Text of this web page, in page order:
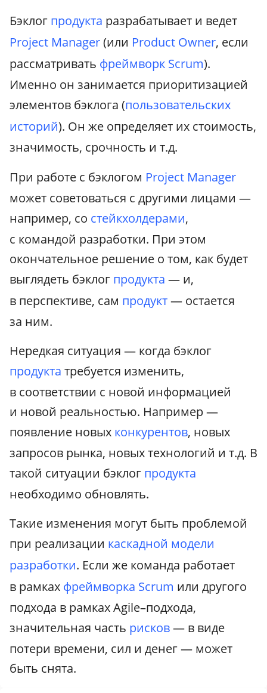
Бэклог продукта разрабатывает и ведет
Project Manager(или Product Owner, если
рассматривать фреймворк Scrum).
Именно он занимается приоритизацией
элементов бэклога (пользовательских
историй). Он же определяет их стоимость,
значимость, срочность и т.д.
При работе с бэклогом Project Manager
может советоваться с другими лицами —
например, со стейкхолдерами,
с командой разработки. При этом
окончательное решение о том, как будет
выглядеть бэклог продукта — и,
в перспективе, сам продукт— остается
за ним.
Нередкая ситуация — когда бэклог
продукта требуется изменить,
в соответствии с новой информацией
и новой реальностью. Например —
появление новых конкурентов, новых
запросов рынка, новых технологий и т.д. В
такой ситуации бэклог продукта
необходимо обновлять.
Такие изменения могут быть проблемой
при реализации каскадной модели
разработки. Если же команда работает
в рамках фреймворка Scrum или другого
подхода в рамках Agile–подхода,
значительная часть рисков— в виде
потери времени, сил и денег — может
быть снята.